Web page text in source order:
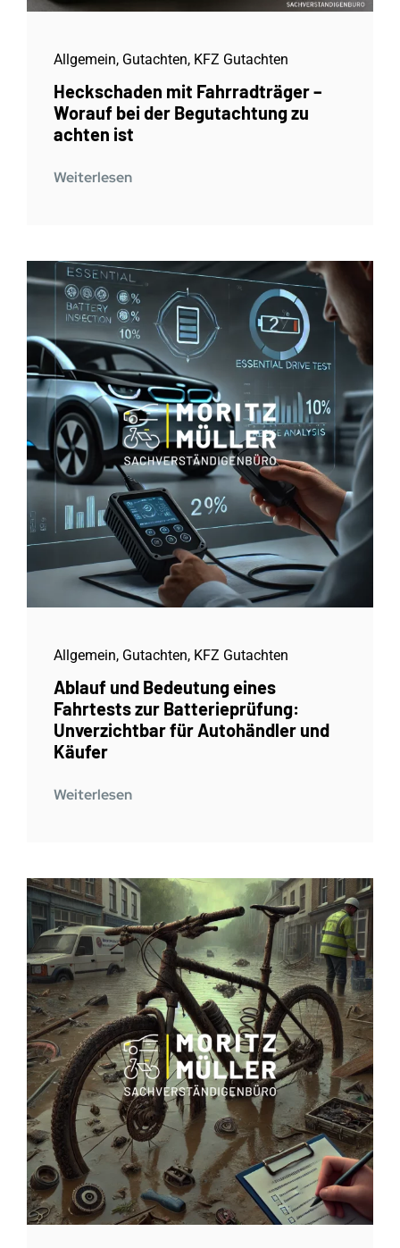
Allgemein, Gutachten, KFZ Gutachten
Heckschaden mit Fahrradträger –
Worauf bei der Begutachtung zu
achten ist
Weiterlesen
Allgemein, Gutachten, KFZ Gutachten
Ablauf und Bedeutung eines
Fahrtests zur Batterieprüfung:
Unverzichtbar für Autohändler und
Käufer
Weiterlesen